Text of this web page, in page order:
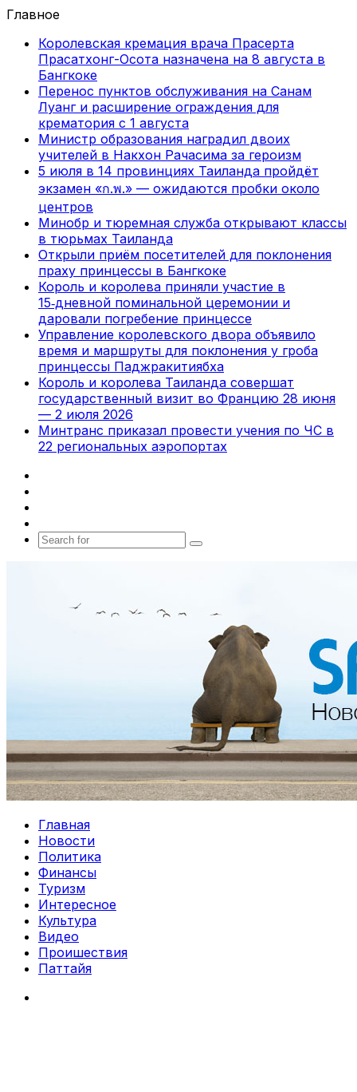
Главное
Королевская кремация врача Прасерта
Прасатхонг-Осота назначена на 8 августа в
Бангкоке
Перенос пунктов обслуживания на Санам
Луанг и расширение ограждения для
крематория с 1 августа
Министр образования наградил двоих
учителей в Накхон Рачасима за героизм
5 июля в 14 провинциях Таиланда пройдёт
экзамен «ก.พ.» — ожидаются пробки около
центров
Минобр и тюремная служба открывают классы
в тюрьмах Таиланда
Открыли приём посетителей для поклонения
праху принцессы в Бангкоке
Король и королева приняли участие в
15‑дневной поминальной церемонии и
даровали погребение принцессе
Управление королевского двора объявило
время и маршруты для поклонения у гроба
принцессы Паджракитиябха
Король и королева Таиланда совершат
государственный визит во Францию 28 июня
— 2 июля 2026
Минтранс приказал провести учения по ЧС в
22 региональных аэропортах
Search
Главная
Новости
Политика
Финансы
Туризм
Интересное
Культура
Видео
Проишествия
Паттайя